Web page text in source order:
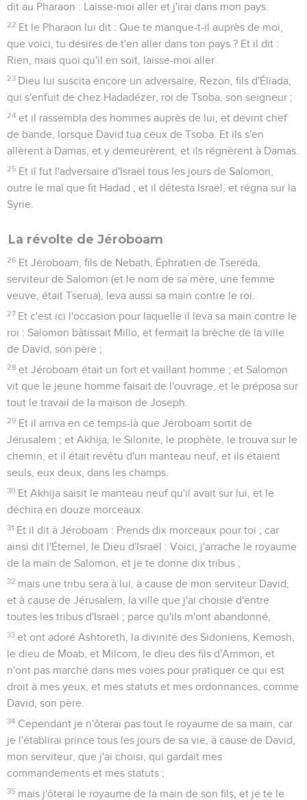
dit au Pharaon : Laisse-moi aller et j'irai dans mon pays.
22 Et le Pharaon lui dit : Que te manque-t-il auprès de moi,
que voici, tu désires de t'en aller dans ton pays ? Et il dit :
Rien, mais quoi qu'il en soit, laisse-moi aller.
23 Dieu lui suscita encore un adversaire, Rezon, fils d'Éliada,
qui s'enfuit de chez Hadadézer, roi de Tsoba, son seigneur ;
24 et il rassembla des hommes auprès de lui, et devint chef
de bande, lorsque David tua ceux de Tsoba. Et ils s'en
allèrent à Damas, et y demeurèrent, et ils régnèrent à Damas.
25 Et il fut l'adversaire d'Israël tous les jours de Salomon,
outre le mal que fit Hadad ; et il détesta Israël, et régna sur la
Syrie.
La révolte de Jéroboam
26 Et Jéroboam, fils de Nebath, Éphratien de Tseréda,
serviteur de Salomon (et le nom de sa mère, une femme
veuve, était Tserua), leva aussi sa main contre le roi.
27 Et c'est ici l'occasion pour laquelle il leva sa main contre le
roi : Salomon bâtissait Millo, et fermait la brèche de la ville
de David, son père ;
28 et Jéroboam était un fort et vaillant homme ; et Salomon
vit que le jeune homme faisait de l'ouvrage, et le préposa sur
tout le travail de la maison de Joseph.
29 Et il arriva en ce temps-là que Jéroboam sortit de
Jérusalem ; et Akhija, le Silonite, le prophète, le trouva sur le
chemin, et il était revêtu d'un manteau neuf, et ils étaient
seuls, eux deux, dans les champs.
30 Et Akhija saisit le manteau neuf qu'il avait sur lui, et le
déchira en douze morceaux.
31 Et il dit à Jéroboam : Prends dix morceaux pour toi ; car
ainsi dit l'Éternel, le Dieu d'Israël : Voici, j'arrache le royaume
de la main de Salomon, et je te donne dix tribus ;
32 mais une tribu sera à lui, à cause de mon serviteur David,
et à cause de Jérusalem, la ville que j'ai choisie d'entre
toutes les tribus d'Israël ; parce qu'ils m'ont abandonné,
33 et ont adoré Ashtoreth, la divinité des Sidoniens, Kemosh,
le dieu de Moab, et Milcom, le dieu des fils d'Ammon, et
n'ont pas marché dans mes voies pour pratiquer ce qui est
droit à mes yeux, et mes statuts et mes ordonnances, comme
David, son père.
34 Cependant je n'ôterai pas tout le royaume de sa main, car
je l'établirai prince tous les jours de sa vie, à cause de David,
mon serviteur, que j'ai choisi, qui gardait mes
commandements et mes statuts ;
35 mais j'ôterai le royaume de la main de son fils, et je te le